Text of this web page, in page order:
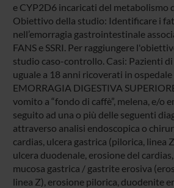
e CYP2D6 incaricati del metabolismo
Obiettivo della studio: Identificare i
nell’emorragia gastrointestinale
FANS e SSRI. Per raggiungere
studio caso-controllo. Casi: Pazienti
uguale a 18 anni ricoverati in
EMORRAGIA DIGESTIVA
vomito a “fondo di caffè”, melena, e/o
seguito ad una o più delle seguenti
attraverso analisi endoscopica o
cardias, ulcera gastrica (pilorica, linea
ulcera duodenale, erosione del
mucosa gastrica / gastrite erosiva
linea Z), erosione pilorica, duodenite